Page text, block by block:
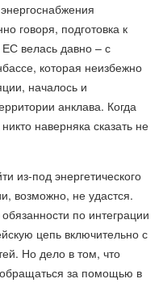
говоря, подготовка к
велась давно – с
которая неизбежно
началось и
анклава. Когда
наверняка сказать не
из-под энергетического
возможно, не удастся.
по интеграции
цепь включительно с
Но дело в том, что
за помощью в